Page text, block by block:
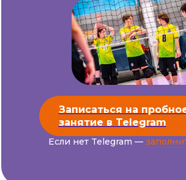
Записаться на
занятие в Telegram
Если нет Telegram —